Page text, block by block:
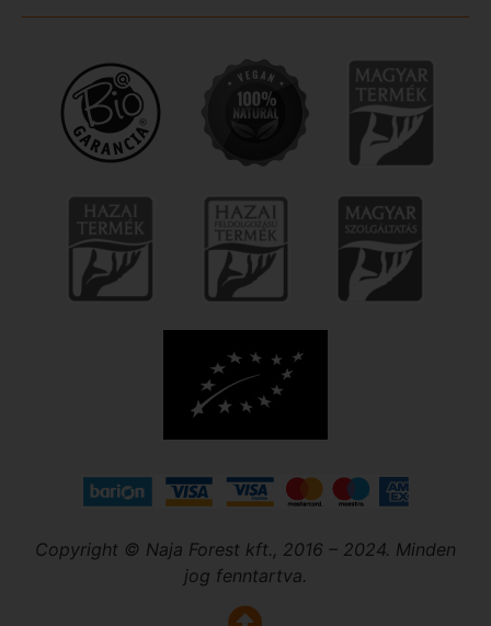
Copyright © Naja Forest kft., 2016 – 2024. Minden
jog fenntartva.